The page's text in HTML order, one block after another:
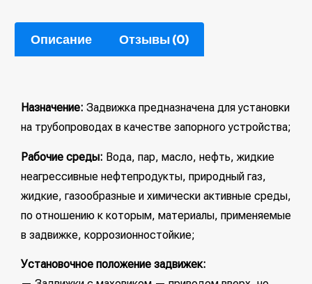
Описание Отзывы (0)
Назначение: Задвижка предназначена для установки
на трубопроводах в качестве запорного устройства;
Рабочие среды: Вода, пар, масло, нефть, жидкие
неагрессивные нефтепродукты, природный газ,
жидкие, газообразные и химически активные среды,
по отношению к которым, материалы, применяемые
в задвижке, коррозионностойкие;
Установочное положение задвижек: